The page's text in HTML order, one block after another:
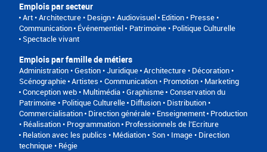
Emplois par secteur
Art • Architecture • Design Audiovisuel Edition • Presse •
Communication Événementiel
Patrimoine • Politique Culturelle
Spectacle vivant
Emplois par famille de métiers
Administration • Gestion • Juridique Architecture • Décoration •
Scénographie Artistes
Communication • Promotion • Marketing
Conception web • Multimédia • Graphisme Conservation du
Patrimoine • Politique Culturelle Diffusion • Distribution •
Commercialisation Direction générale Enseignement Production
• Réalisation • Programmation Professionnels de l’Ecriture
Relation avec les publics • Médiation
Son • Image • Direction
technique • Régie